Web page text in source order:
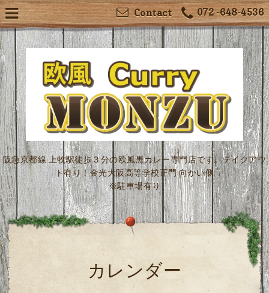
072 -648-4536
Contact
阪急京都線 上牧駅徒歩３分の欧風黒カレー専門店です。テイクアウ
ト有り！金光大阪高等学校正門 向かい側
※駐車場有り
カレンダー